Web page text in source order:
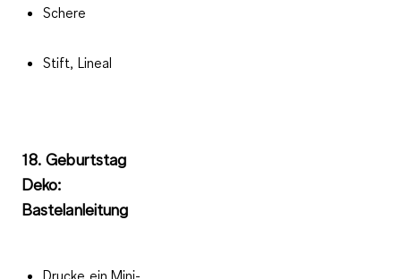
Schere
Stift, Lineal
18. Geburtstag
Deko:
Bastelanleitung